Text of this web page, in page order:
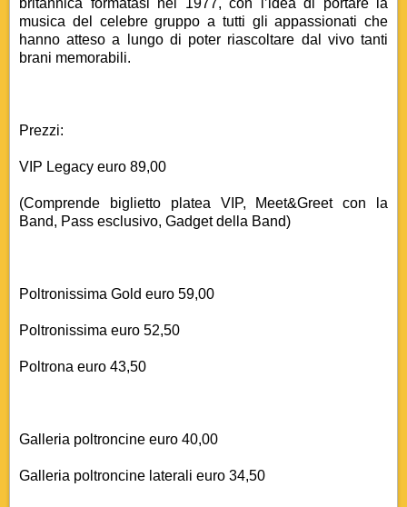
britannica formatasi nel 1977, con l’idea di portare la
musica del celebre gruppo a tutti gli appassionati che
hanno atteso a lungo di poter riascoltare dal vivo tanti
brani memorabili.
Prezzi:
VIP Legacy euro 89,00
(Comprende biglietto platea VIP, Meet&Greet con la
Band, Pass esclusivo, Gadget della Band)
Poltronissima Gold euro 59,00
Poltronissima euro 52,50
Poltrona euro 43,50
Galleria poltroncine euro 40,00
Galleria poltroncine laterali euro 34,50